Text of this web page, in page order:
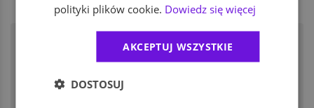
polityki plików cookie. Dowiedz się więcej
AKCEPTUJ WSZYSTKIE
DOSTOSUJ